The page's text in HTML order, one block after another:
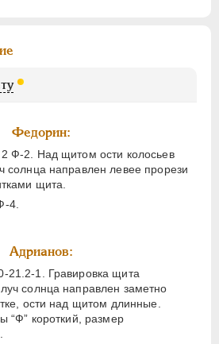
Федорин:
Ф-2. Над щитом ости колосьев
солнца направлен левее прорези
щита.
4.
Адрианов:
21.2-1. Гравировка щита
солнца направлен заметно
ости над щитом длинные.
“Ф” короткий, размер